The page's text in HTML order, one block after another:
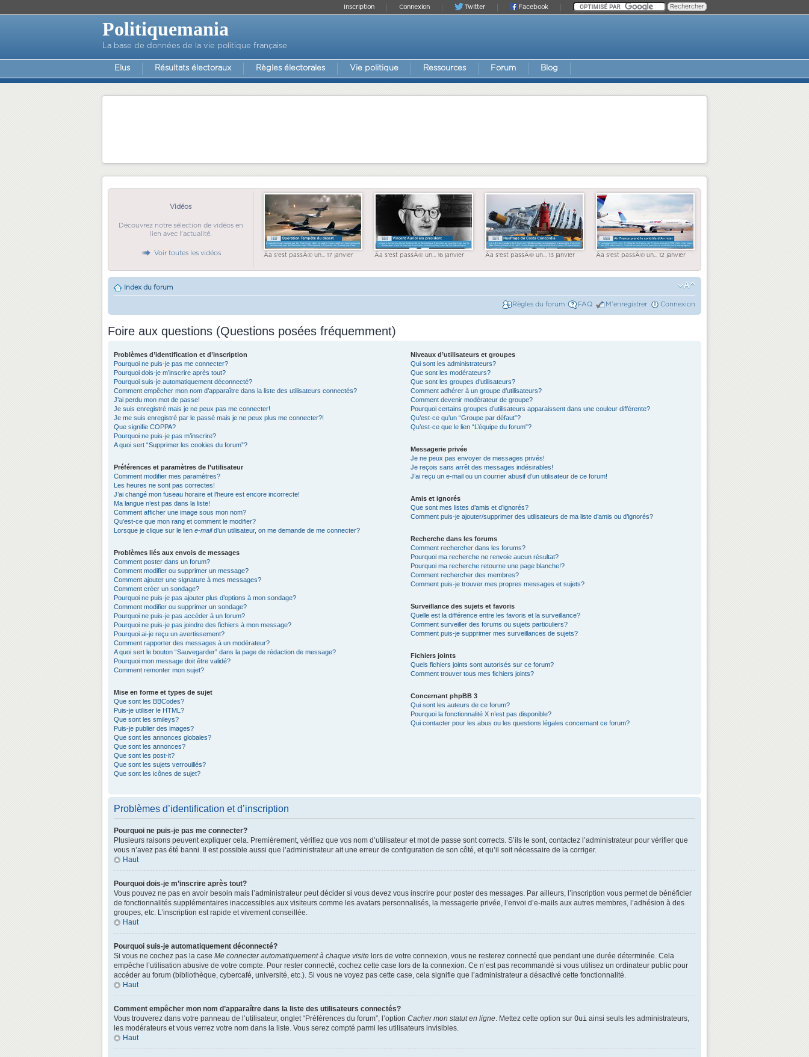
Facebook
Twitter
Connexion
Inscription
Politiquemania
La base de données de la vie politique française
Elus Résultats électoraux Règles électorales Vie politique Ressources Forum Blog
Vidéos
Découvrez notre sélection de vidéos en
lien avec l'actualité.
Voir toutes les vidéos Ãa s'est passÃ© un... 17 janvier Ãa s'est passÃ© un... 16 janvier Ãa s'est passÃ© un... 13 janvier Ãa s'est passÃ© un... 12 janvier
Index du forum
Règles du forum FAQ M’enregistrer Connexion
Foire aux questions (Questions posées fréquemment)
Problèmes d’identification et d’inscription
Pourquoi ne puis-je pas me connecter?
Pourquoi dois-je m’inscrire après tout?
Pourquoi suis-je automatiquement déconnecté?
Comment empêcher mon nom d’apparaître dans la liste des utilisateurs connectés?
J’ai perdu mon mot de passe!
Je suis enregistré mais je ne peux pas me connecter!
Je me suis enregistré par le passé mais je ne peux plus me connecter?!
Que signifie COPPA?
Pourquoi ne puis-je pas m’inscrire?
A quoi sert “Supprimer les cookies du forum”?
Préférences et paramètres de l’utilisateur
Comment modifier mes paramètres?
Les heures ne sont pas correctes!
J’ai changé mon fuseau horaire et l’heure est encore incorrecte!
Ma langue n’est pas dans la liste!
Comment afficher une image sous mon nom?
Qu’est-ce que mon rang et comment le modifier?
Lorsque je clique sur le lien e-maild’un utilisateur, on me demande de me connecter?
Problèmes liés aux envois de messages
Comment poster dans un forum?
Comment modifier ou supprimer un message?
Comment ajouter une signature à mes messages?
Comment créer un sondage?
Pourquoi ne puis-je pas ajouter plus d’options à mon sondage?
Comment modifier ou supprimer un sondage?
Pourquoi ne puis-je pas accéder à un forum?
Pourquoi ne puis-je pas joindre des fichiers à mon message?
Pourquoi ai-je reçu un avertissement?
Comment rapporter des messages à un modérateur?
A quoi sert le bouton “Sauvegarder” dans la page de rédaction de message?
Pourquoi mon message doit être validé?
Comment remonter mon sujet?
Mise en forme et types de sujet
Que sont les BBCodes?
Puis-je utiliser le HTML?
Que sont les smileys?
Puis-je publier des images?
Que sont les annonces globales?
Que sont les annonces?
Que sont les post-it?
Que sont les sujets verrouillés?
Que sont les icônes de sujet?
Niveaux d’utilisateurs et groupes
Qui sont les administrateurs?
Que sont les modérateurs?
Que sont les groupes d’utilisateurs?
Comment adhérer à un groupe d’utilisateurs?
Comment devenir modérateur de groupe?
Pourquoi certains groupes d’utilisateurs apparaissent dans une couleur différente?
Qu’est-ce qu’un “Groupe par défaut”?
Qu’est-ce que le lien “L’équipe du forum”?
Messagerie privée
Je ne peux pas envoyer de messages privés!
Je reçois sans arrêt des messages indésirables!
J’ai reçu un e-mail ou un courrier abusif d’un utilisateur de ce forum!
Amis et ignorés
Que sont mes listes d’amis et d’ignorés?
Comment puis-je ajouter/supprimer des utilisateurs de ma liste d’amis ou d’ignorés?
Recherche dans les forums
Comment rechercher dans les forums?
Pourquoi ma recherche ne renvoie aucun résultat?
Pourquoi ma recherche retourne une page blanche!?
Comment rechercher des membres?
Comment puis-je trouver mes propres messages et sujets?
Surveillance des sujets et favoris
Quelle est la différence entre les favoris et la surveillance?
Comment surveiller des forums ou sujets particuliers?
Comment puis-je supprimer mes surveillances de sujets?
Fichiers joints
Quels fichiers joints sont autorisés sur ce forum?
Comment trouver tous mes fichiers joints?
Concernant phpBB 3
Qui sont les auteurs de ce forum?
Pourquoi la fonctionnalité X n’est pas disponible?
Qui contacter pour les abus ou les questions légales concernant ce forum?
Problèmes d’identification et d’inscription
Pourquoi ne puis-je pas me connecter?
Plusieurs raisons peuvent expliquer cela. Premièrement, vérifiez que vos nom d’utilisateur et mot de passe sont corrects. S’ils le sont, contactez l’administrateur pour vérifier que
vous n’avez pas été banni. Il est possible aussi que l’administrateur ait une erreur de configuration de son côté, et qu’il soit nécessaire de la corriger.
Haut
Pourquoi dois-je m’inscrire après tout?
Vous pouvez ne pas en avoir besoin mais l’administrateur peut décider si vous devez vous inscrire pour poster des messages. Par ailleurs, l’inscription vous permet de bénéficier
de fonctionnalités supplémentaires inaccessibles aux visiteurs comme les avatars personnalisés, la messagerie privée, l’envoi d’e-mails aux autres membres, l’adhésion à des
groupes, etc. L’inscription est rapide et vivement conseillée.
Haut
Pourquoi suis-je automatiquement déconnecté?
Si vous ne cochez pas la case Me connecter automatiquement à chaque visite lors de votre connexion, vous ne resterez connecté que pendant une durée déterminée. Cela
empêche l’utilisation abusive de votre compte. Pour rester connecté, cochez cette case lors de la connexion. Ce n’est pas recommandé si vous utilisez un ordinateur public pour
accéder au forum (bibliothèque, cybercafé, université, etc.). Si vous ne voyez pas cette case, cela signifie que l’administrateur a désactivé cette fonctionnalité.
Haut
Comment empêcher mon nom d’apparaître dans la liste des utilisateurs connectés?
Vous trouverez dans votre panneau de l’utilisateur, onglet “Préférences du forum”, l’option Cacher mon statut en ligne. Mettez cette option sur Oui ainsi seuls les administrateurs,
les modérateurs et vous verrez votre nom dans la liste. Vous serez compté parmi les utilisateurs invisibles.
Haut